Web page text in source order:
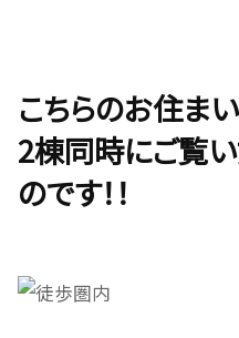
こちらのお住ま
2棟同時にご覧
のです！！